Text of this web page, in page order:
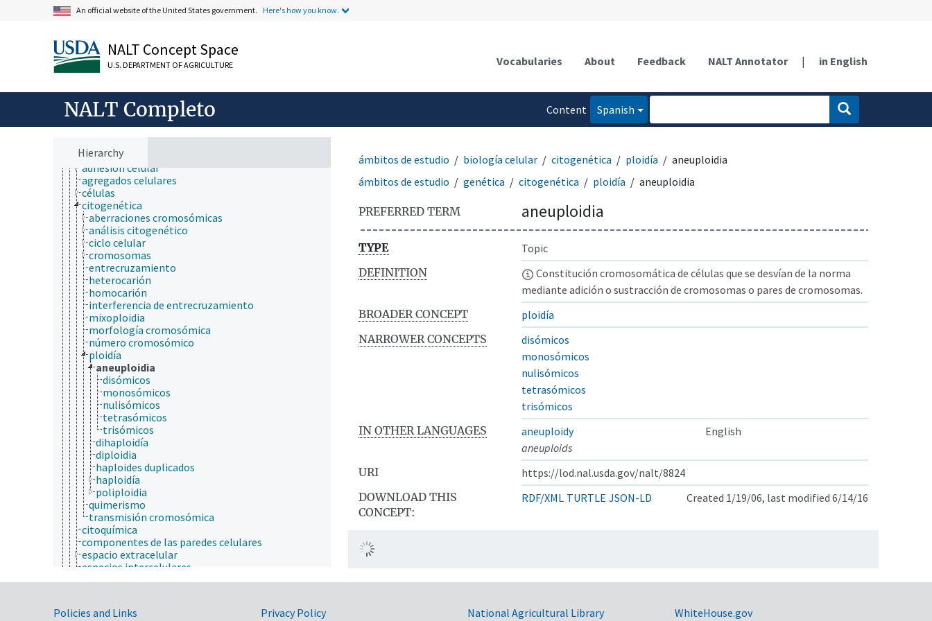
An official website of the United States government. Here's how you know.
NALT Concept Space
U.S. DEPARTMENT OF AGRICULTURE Vocabularies About Feedback NALT Annotator | in English
NALT Completo
Content
Spanish
Hierarchy
ámbitos de estudio
acuicultura
agricultura
agronomía
ambiente
apicultura
biología celular
adhesión celular
agregados celulares
células
citogenética
aberraciones cromosómicas
análisis citogenético
ciclo celular
cromosomas
entrecruzamiento
heterocarión
homocarión
interferencia de entrecruzamiento
mixoploidia
morfología cromosómica
número cromosómico
ploidía
aneuploidia
disómicos
monosómicos
nulisómicos
tetrasómicos
trisómicos
dihaploidía
diploidia
haploides duplicados
haploidía
poliploidia
quimerismo
transmisión cromosómica
citoquímica
componentes de las paredes celulares
espacio extracelular
espacios intercelulares
estructuras celulares
muerte celular
ámbitos de estudio biología celular citogenética ploidía
aneuploidia
ámbitos de estudio
genética citogenética ploidía aneuploidia
PREFERRED TERM aneuploidia
TYPE
Topic
DEFINITION
Constitución cromosomática de células que se desvían de la norma
mediante adición o sustracción de cromosomas o pares de cromosomas.
BROADER CONCEPT
ploidía
NARROWER CONCEPTS
disómicos
monosómicos
nulisómicos
tetrasómicos
trisómicos
IN OTHER LANGUAGES
aneuploidy
English
aneuploids
URI
https://lod.nal.usda.gov/nalt/8824
DOWNLOAD THIS
CONCEPT:
RDF/XML TURTLE JSON-LD Created 1/19/06, last modified 6/14/16
Government Links
Policies and Links Privacy Policy National Agricultural Library WhiteHouse.gov